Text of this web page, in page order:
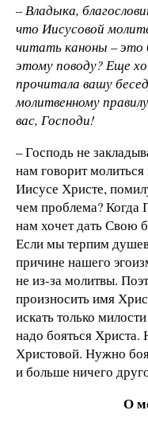
– Владыка,
что Иисусовой
читать каноны – это
этому поводу? Еще
прочитала вашу
молитвенному
вас, Господи!
– Господь не
нам говорит
Иисусе Христе,
чем проблема? Когда
нам хочет дать Свою
Если мы терпим
причине нашего
не из-за молитвы.
произносить имя
искать только
надо бояться
Христовой. Нужно
и больше ничего
О